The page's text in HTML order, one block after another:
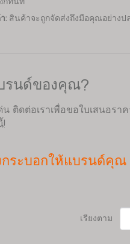
กทันที
: สินค้าจะถูกจัดส่งถึงมือคุณอย่างป
รนด์ของคุณ?
ดต่อเราเพื่อขอใบเสนอราค
!
กระบอกให้แบรนด์คุณ
เรียงตาม